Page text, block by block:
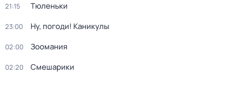
21:15 Тюленьки
23:00 Ну, погоди! Каникулы
02:00 Зоомания
02:20 Смешарики